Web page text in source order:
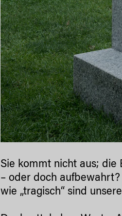
Sie kommt nicht aus; die
– oder doch
wie „tragisch“ sind